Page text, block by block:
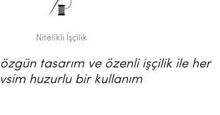
Nitelikli İşçilik
tasarım ve özenli işçilik ile her
huzurlu bir kullanım